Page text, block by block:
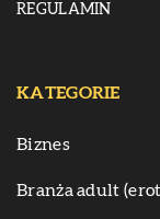
REGULAMIN
KATEGORIE
Biznes
Branża adult